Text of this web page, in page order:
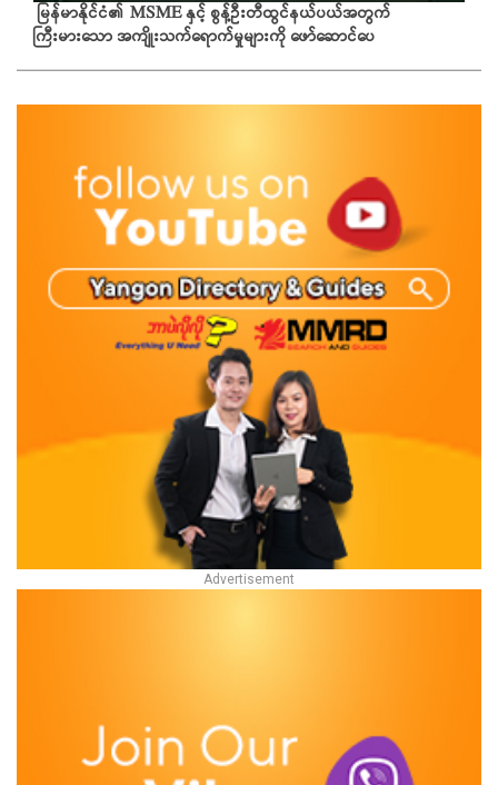
မြန်မာနိုင်ငံ၏ MSME နှင့် စွန့်ဦးတီထွင်နယ်ပယ်အတွက်
ကြီးမားသော အကျိုးသက်ရောက်မှုများကို ဖော်ဆောင်ပေ